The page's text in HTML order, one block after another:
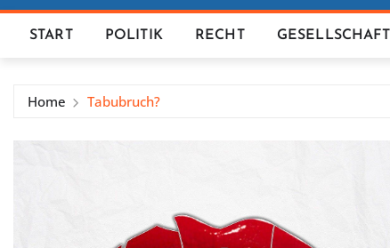
START POLITIK RECHT GESELLSCHAFT
Home Tabubruch?